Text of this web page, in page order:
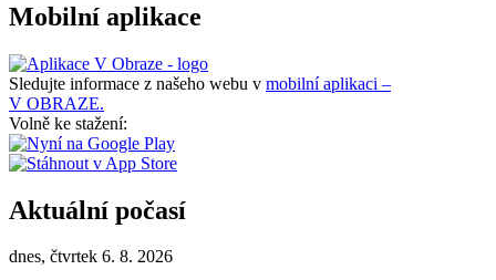
Mobilní aplikace
Sledujte informace z našeho webu v mobilní aplikaci –
V OBRAZE.
Volně ke stažení:
Aktuální počasí
dnes, čtvrtek 6. 8. 2026